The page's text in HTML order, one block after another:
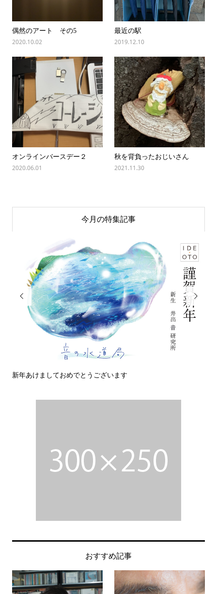
偶然のアート その5
2020.10.02
最近の駅
2019.12.10
オンラインバースデー２
2020.06.01
秋を背負ったおじいさん
2021.11.30
今月の特集記事

新年あけましておめでとうございます

おすすめ記事